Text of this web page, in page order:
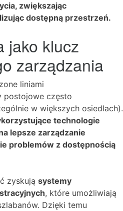
zwiększając
dostępną przestrzeń.
jako klucz
zarządzania
liniami
postojowe często
w większych osiedlach).
technologie
lepsze zarządzanie
problemów z dostępnością
zyskują systemy
, które umożliwiają
Dzięki temu